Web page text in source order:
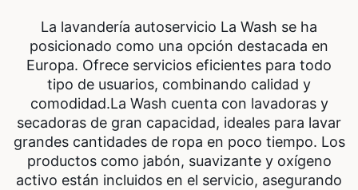
La lavandería autoservicio La Wash se ha
posicionado como una opción destacada en
Europa. Ofrece servicios eficientes para todo
tipo de usuarios, combinando calidad y
comodidad.La Wash cuenta con lavadoras y
secadoras de gran capacidad, ideales para lavar
grandes cantidades de ropa en poco tiempo. Los
productos como jabón, suavizante y oxígeno
activo están incluidos en el servicio, asegurando